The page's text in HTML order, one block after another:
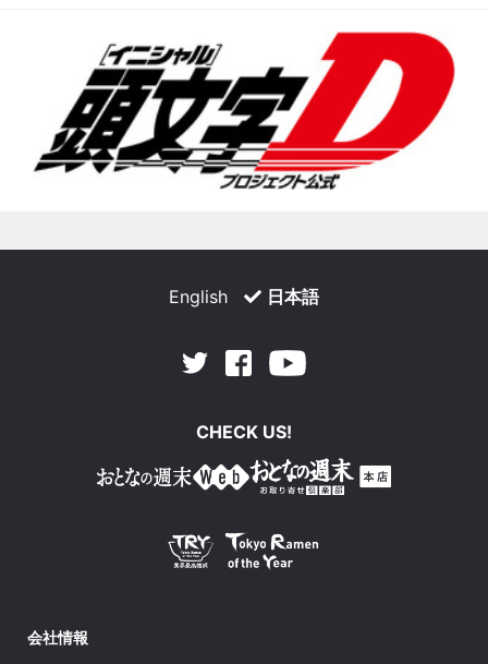
English 日本語
Twitter Facebook
CHECK US!
会社情報